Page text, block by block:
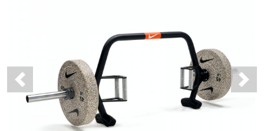
Previous Next